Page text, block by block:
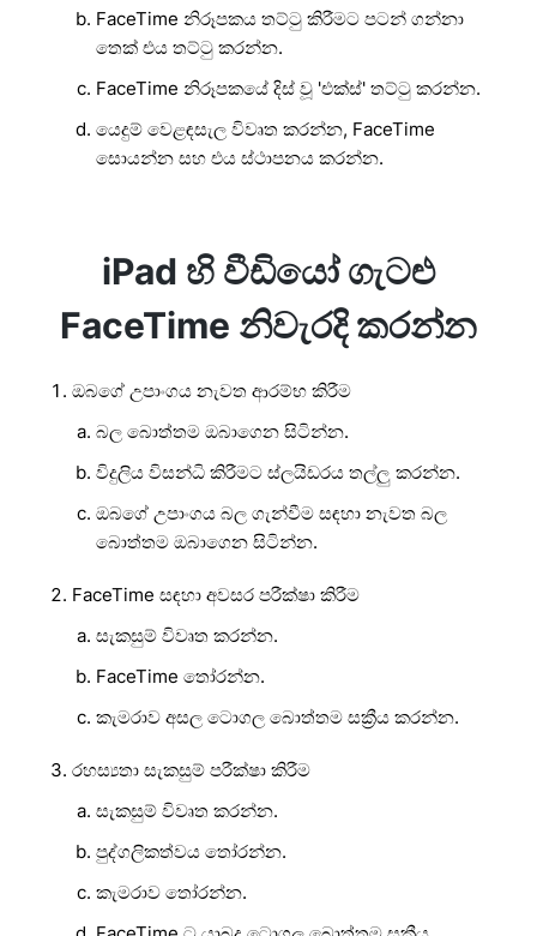
FaceTime නිරූපකය තට්ටු කිරීමට පටන් ගන්නා
තෙක් එය තට්ටු කරන්න.
FaceTime නිරූපකයේ දිස් වූ 'එක්ස්' තට්ටු කරන්න.
යෙදුම් වෙළඳසැල විවෘත කරන්න, FaceTime
සොයන්න සහ එය ස්ථාපනය කරන්න.
iPad හි වීඩියෝ ගැටළු
FaceTime නිවැරදි කරන්න
ඔබගේ උපාංගය නැවත ආරම්භ කිරීම
බල බොත්තම ඔබාගෙන සිටින්න.
විදුලිය විසන්ධි කිරීමට ස්ලයිඩරය තල්ලු කරන්න.
ඔබගේ උපාංගය බල ගැන්වීම සඳහා නැවත බල
බොත්තම ඔබාගෙන සිටින්න.
FaceTime සඳහා අවසර පරීක්ෂා කිරීම
සැකසුම් විවෘත කරන්න.
FaceTime තෝරන්න.
කැමරාව අසල ටොගල බොත්තම සක්‍රීය කරන්න.
රහස්‍යතා සැකසුම් පරීක්ෂා කිරීම
සැකසුම් විවෘත කරන්න.
පුද්ගලිකත්වය තෝරන්න.
කැමරාව තෝරන්න.